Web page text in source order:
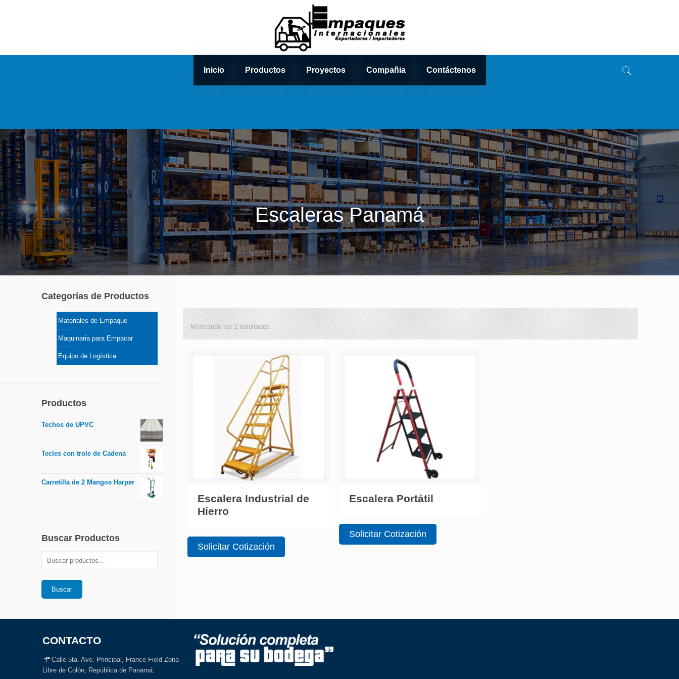
Inicio Productos Proyectos Compañia Contáctenos
Escaleras Panamá
Mostrando los 2 resultados
Escalera Industrial de
Hierro
Solicitar Cotización
Escalera Portátil
Solicitar Cotización
Categorías de Productos
Materiales de Empaque
Maquinaria para Empacar
Equipo de Logística
Productos
Techos de UPVC
Tecles con trole de Cadena
Carretilla de 2 Mangos Harper
Buscar Productos
Buscar
CONTACTO
Calle 5ta. Ave. Principal, France Field Zona
Libre de Colón, República de Panamá.